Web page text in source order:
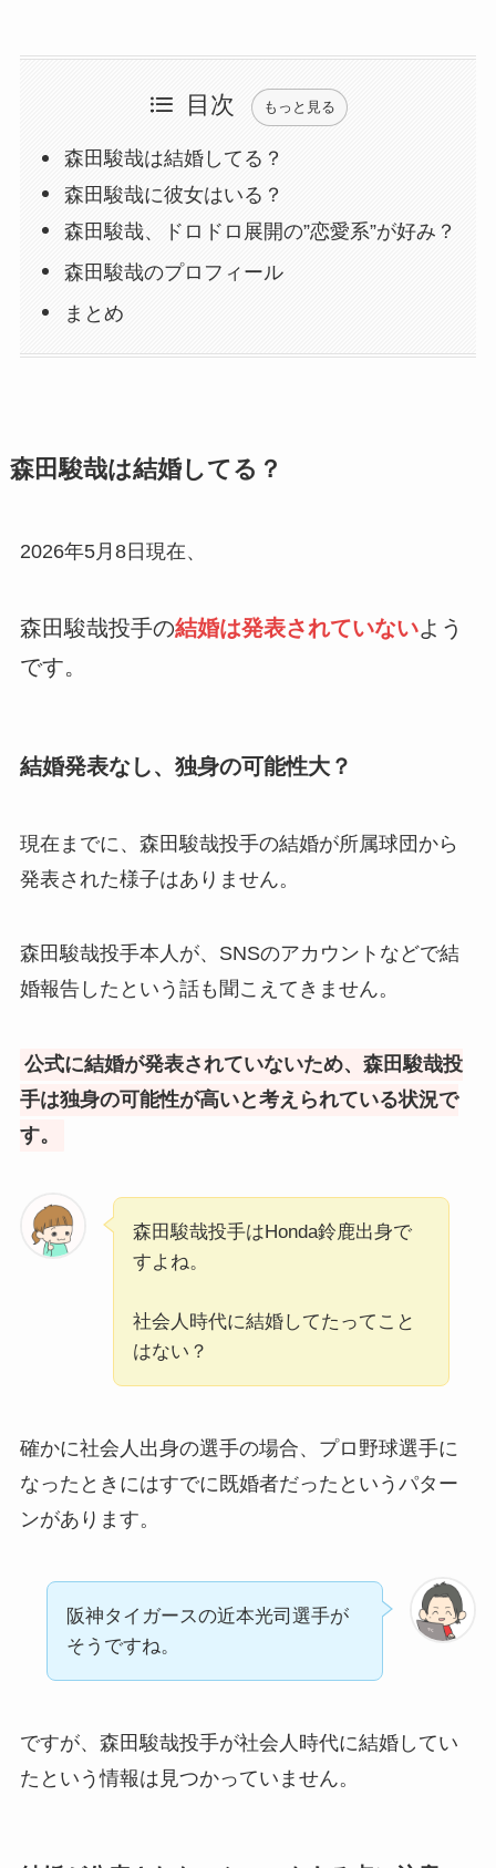
目次 もっと見る
森田駿哉は結婚してる？
森田駿哉に彼女はいる？
森田駿哉、ドロドロ展開の”恋愛系”が好み？
森田駿哉のプロフィール
まとめ
森田駿哉は結婚してる？
2026年5月8日現在、
森田駿哉投手の結婚は発表されていないよう
です。
結婚発表なし、独身の可能性大？
現在までに、森田駿哉投手の結婚が所属球団から
発表された様子はありません。
森田駿哉投手本人が、SNSのアカウントなどで結
婚報告したという話も聞こえてきません。
公式に結婚が発表されていないため、森田駿哉投
手は独身の可能性が高いと考えられている状況で
す。
森田駿哉投手はHonda鈴鹿出身で
すよね。
社会人時代に結婚してたってこと
はない？
確かに社会人出身の選手の場合、プロ野球選手に
なったときにはすでに既婚者だったというパター
ンがあります。
阪神タイガースの近本光司選手が
そうですね。
ですが、森田駿哉投手が社会人時代に結婚してい
たという情報は見つかっていません。